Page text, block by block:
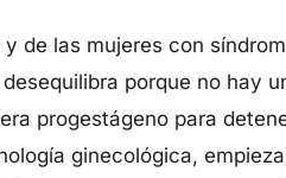
de las mujeres con
porque no hay
progestágeno para
ginecológica,